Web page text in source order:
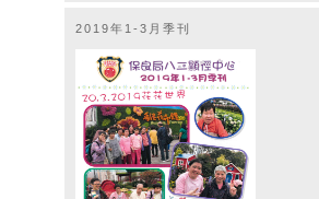
2019年1-3月季刊